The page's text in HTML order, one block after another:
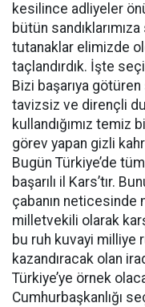
kesilince adliyeler
bütün
tutanaklar elimizde
taçlandırdık. İşte
Bizi başarıya
tavizsiz ve dirençli
kullandığımız temiz
görev yapan gizli
Bugün Türkiye’de
başarılı il Kars’tır.
çabanın neticesinde
milletvekili olarak
bu ruh kuvayi milliye
kazandıracak olan
Türkiye’ye örnek
Cumhurbaşkanlığı